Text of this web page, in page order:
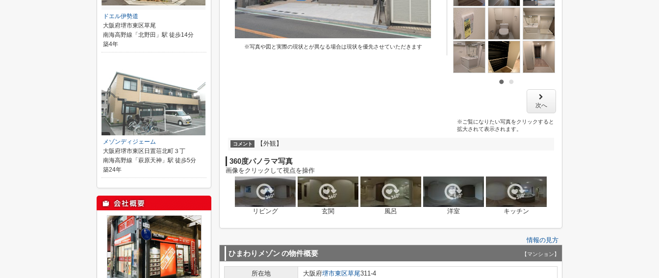
※写真や図と実際の現状とが異なる場合は現状を優先させていただきます
次へ
※ご覧になりたい写真をクリックすると
拡大されて表示されます。
コメント 【外観】
360度パノラマ写真
画像をクリックして視点を操作
リビング 玄関 風呂 洋室 キッチン
情報の見方
ひまわりメゾンの物件概要 【マンション】
所在地 大阪府堺市東区草尾311-4
ドエル伊勢道
大阪府堺市東区草尾
南海高野線「北野田」駅 徒歩14分
築4年
メゾンディジェーム
大阪府堺市東区日置荘北町３丁
南海高野線「萩原天神」駅 徒歩5分
築24年